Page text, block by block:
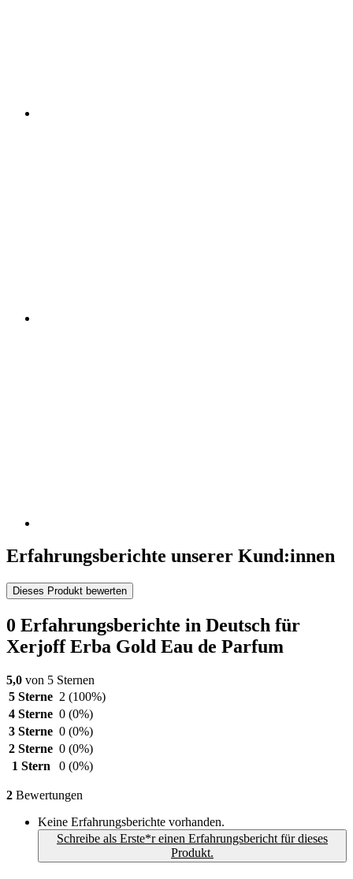
Erfahrungsberichte unserer Kund:innen
Dieses Produkt bewerten
0 Erfahrungsberichte in Deutsch für
Xerjoff Erba Gold Eau de Parfum
5,0 von 5 Sternen
5 Sterne 2 (100%)
4 Sterne 0 (0%)
3 Sterne 0 (0%)
2 Sterne 0 (0%)
1 Stern
0 (0%)
2 Bewertungen
Keine Erfahrungsberichte vorhanden.
Schreibe als Erste*r einen Erfahrungsbericht für dieses
Produkt.